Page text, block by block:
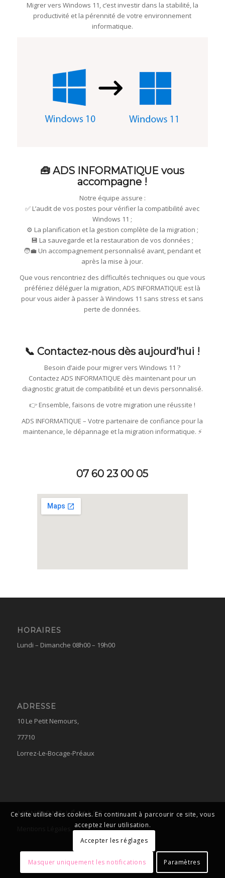
Migrer vers Windows 11, c’est investir dans la stabilité, la
productivité et la pérennité de votre environnement
informatique.
🧰 ADS INFORMATIQUE vous
accompagne !
Notre équipe assure :
✅ L’audit de vos postes pour vérifier la compatibilité avec
Windows 11 ;
⚙️ La planification et la gestion complète de la migration ;
💾 La sauvegarde et la restauration de vos données ;
🧑‍💼 Un accompagnement personnalisé avant, pendant et
après la mise à jour.
Que vous rencontriez des difficultés techniques ou que vous
préfériez déléguer la migration, ADS INFORMATIQUE est là
pour vous aider à passer à Windows 11 sans stress et sans
perte de données.
📞 Contactez-nous dès aujourd’hui !
Besoin d’aide pour migrer vers Windows 11 ?
Contactez ADS INFORMATIQUE dès maintenant pour un
diagnostic gratuit de compatibilité et un devis personnalisé.
👉 Ensemble, faisons de votre migration une réussite !
ADS INFORMATIQUE – Votre partenaire de confiance pour la
maintenance, le dépannage et la migration informatique. ⚡
07 60 23 00 05
HORAIRES
Lundi – Dimanche 08h00 – 19h00
ADRESSE
10 Le Petit Nemours,
77710
Lorrez-Le-Bocage-Préaux
MENTIONS LÉGALES
Ce site utilise des cookies. En continuant à parcourir ce site, vous
acceptez leur utilisation.
Accepter les réglages
Masquer uniquement les notifications Paramètres